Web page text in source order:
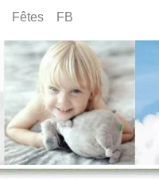
Fêtes FB